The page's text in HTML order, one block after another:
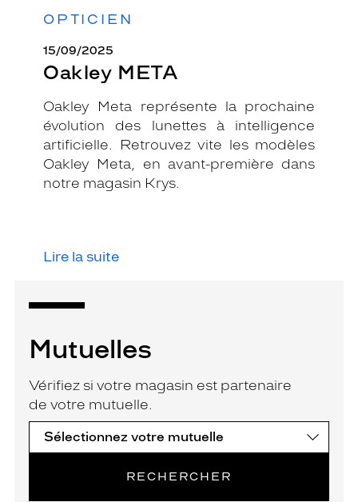
OPTICIEN
15/09/2025
Oakley META
Oakley Meta représente la prochaine
évolution des lunettes à intelligence
artificielle. Retrouvez vite les modèles
Oakley Meta, en avant-première dans
notre magasin Krys.
Lire la suite
Mutuelles
Vérifiez si votre magasin est partenaire
de votre mutuelle.
RECHERCHER